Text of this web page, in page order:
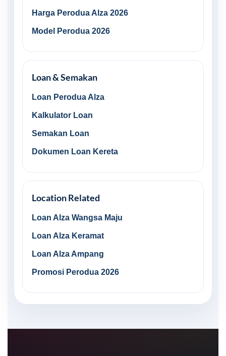
Harga Perodua Alza 2026
Model Perodua 2026
Loan & Semakan
Loan Perodua Alza
Kalkulator Loan
Semakan Loan
Dokumen Loan Kereta
Location Related
Loan Alza Wangsa Maju
Loan Alza Keramat
Loan Alza Ampang
Promosi Perodua 2026